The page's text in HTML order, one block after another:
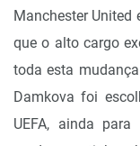
Manchester United
que o alto cargo
toda esta
Damkova foi
UEFA, ainda